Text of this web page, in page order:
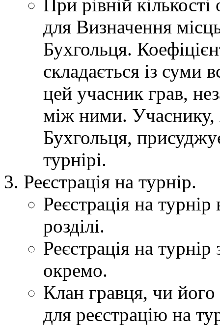
При рівній
для Визначення
Бухгольця.
складається із суми
цей учасник грав,
між ними. Учаснику,
Бухгольця,
турнірі.
Реєстрація на турнір.
Реєстрація на
розділі.
Реєстрація на
окремо.
Клан гравця, чи його
для реєстрацію на